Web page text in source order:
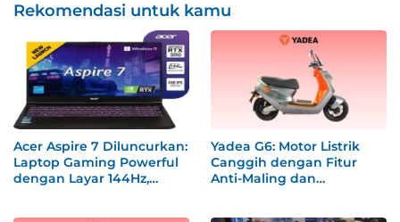
Rekomendasi untuk kamu
Acer Aspire 7 Diluncurkan:
Laptop Gaming Powerful
dengan Layar 144Hz,
Yadea G6: Motor Listrik
Canggih dengan Fitur
Anti-Maling dan